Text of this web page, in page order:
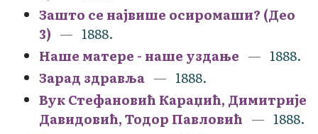
Зашто се највише осиромаши? (Део
3)
1888.
Наше матере - наше уздање
1888.
Зарад здравља
1888.
Вук Стефановић Караџић, Димитрије
Давидовић, Тодор Павловић
1888.